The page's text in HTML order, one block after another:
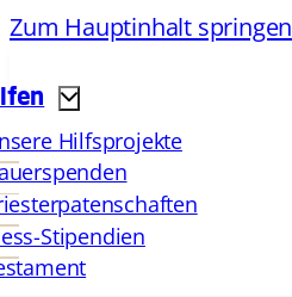
Zum Hauptinhalt springen
Hilfsprojekte
Stipendien